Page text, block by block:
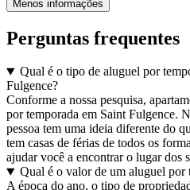
Menos informações
Perguntas frequentes
Qual é o tipo de aluguel por
Fulgence?
Conforme a nossa pesquisa,
por temporada em Saint Fulgence.
pessoa tem uma ideia diferente do
tem casas de férias de todos os
ajudar você a encontrar o lugar dos
Qual é o valor de um aluguel por
A época do ano, o tipo de